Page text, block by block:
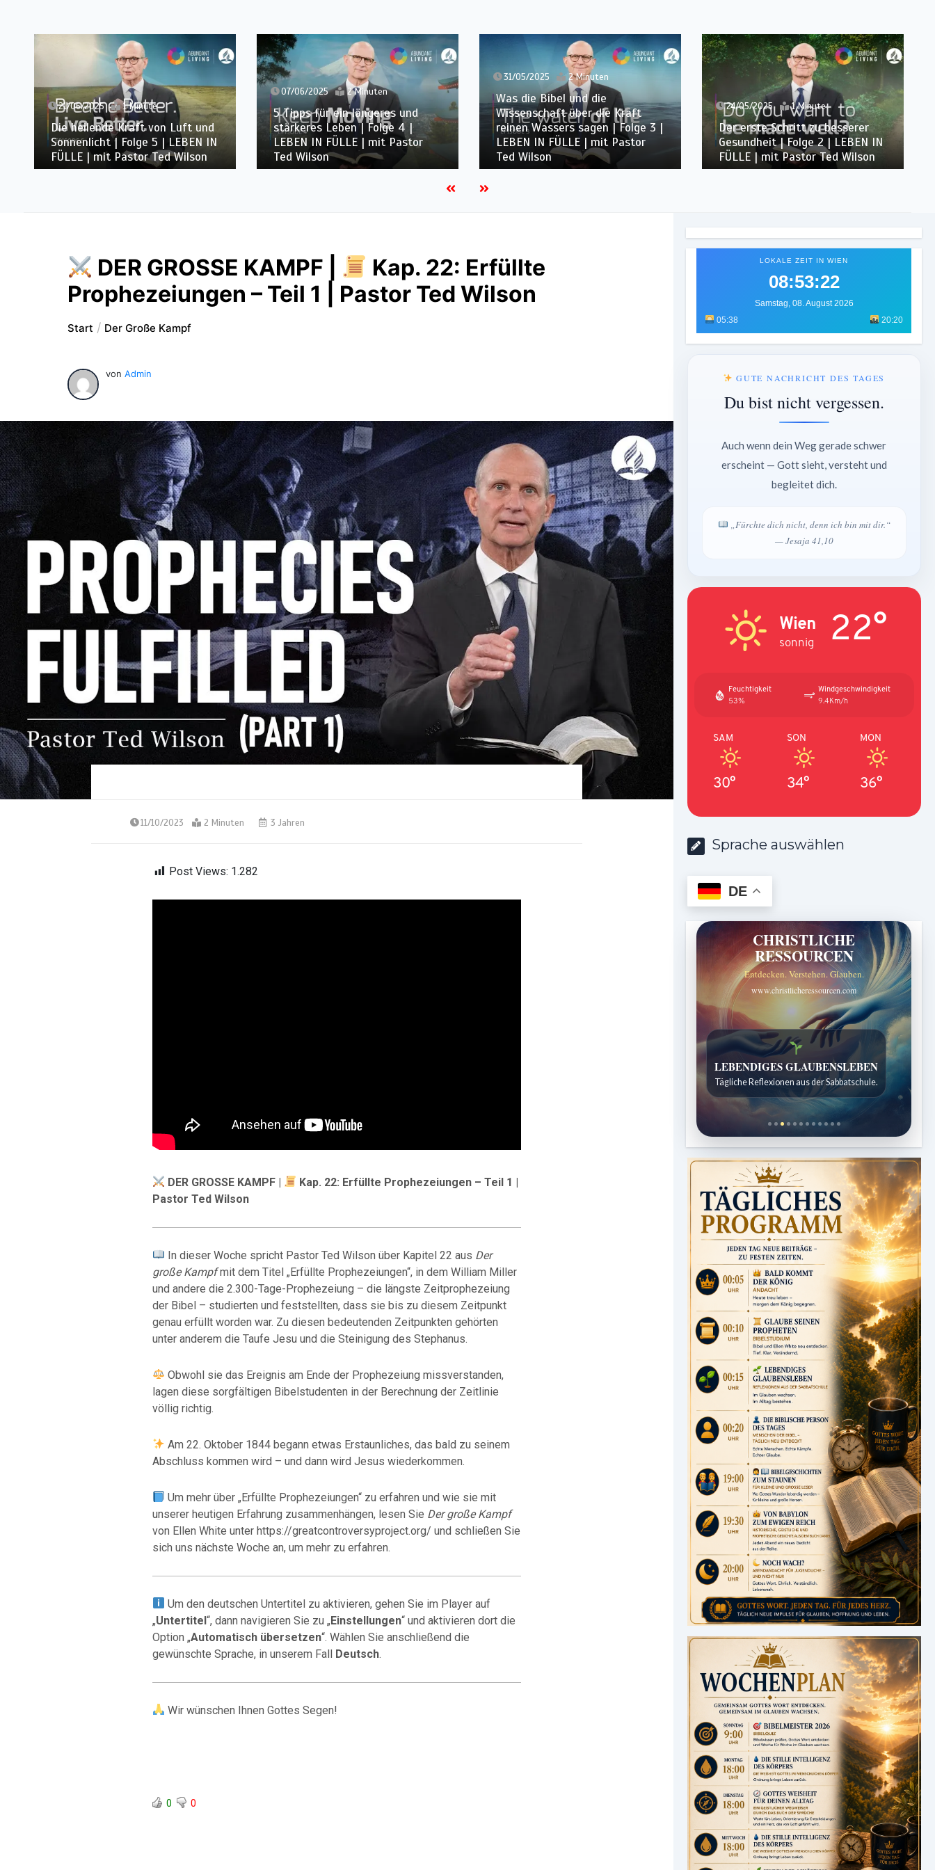
07/06/2025 2 Minuten
5 Tipps für ein längeres und
stärkeres Leben | Folge 4 |
LEBEN IN FÜLLE | mit Pastor
Ted Wilson
31/05/2025 2 Minuten
Was die Bibel und die
Wissenschaft über die Kraft
reinen Wassers sagen | Folge 3 |
LEBEN IN FÜLLE | mit Pastor
Ted Wilson
24/05/2025 1 Minute
Der erste Schritt zu besserer
Gesundheit | Folge 2 | LEBEN IN
FÜLLE | mit Pastor Ted Wilson
24/05/2025 2 Minuten
Entdecke den Bauplan der Bibel
für ein gesundes Leben | Folge 1
| LEBEN IN FÜLLE | mit Pastor
Ted Wilson
DER GROSSE KAMPF |
Kap. 22: Erfüllte
Prophezeiungen – Teil 1 | Pastor Ted Wilson
Start Der Große Kampf
von Admin
11/10/2023 2 Minuten 3 Jahren
Post Views: 1.282
DER GROSSE KAMPF |
Kap. 22: Erfüllte Prophezeiungen – Teil 1 |
Pastor Ted Wilson
In dieser Woche spricht Pastor Ted Wilson über Kapitel 22 aus Der
große Kampfmit dem Titel „Erfüllte Prophezeiungen“, in dem William Miller
und andere die 2.300-Tage-Prophezeiung – die längste Zeitprophezeiung
der Bibel – studierten und feststellten, dass sie bis zu diesem Zeitpunkt
genau erfüllt worden war. Zu diesen bedeutenden Zeitpunkten gehörten
unter anderem die Taufe Jesu und die Steinigung des Stephanus.
Obwohl sie das Ereignis am Ende der Prophezeiung missverstanden,
lagen diese sorgfältigen Bibelstudenten in der Berechnung der Zeitlinie
völlig richtig.
Am 22. Oktober 1844 begann etwas Erstaunliches, das bald zu seinem
Abschluss kommen wird – und dann wird Jesus wiederkommen.
Um mehr über „Erfüllte Prophezeiungen“ zu erfahren und wie sie mit
unserer heutigen Erfahrung zusammenhängen, lesen Sie Der große Kampf
von Ellen White unter https://greatcontroversyproject.org/ und schließen Sie
sich uns nächste Woche an, um mehr zu erfahren.
Um den deutschen Untertitel zu aktivieren, gehen Sie im Player auf
„Untertitel“, dann navigieren Sie zu „Einstellungen“ und aktivieren dort die
Option „Automatisch übersetzen“. Wählen Sie anschließend die
gewünschte Sprache, in unserem Fall Deutsch.
Wir wünschen Ihnen Gottes Segen!
0 0
LOKALE ZEIT IN WIEN
08:53:24
Samstag, 08. August 2026
05:38
20:20
GUTE NACHRICHT DES TAGES
Du bist nicht vergessen.
Auch wenn dein Weg gerade schwer
erscheint — Gott sieht, versteht und
begleitet dich.
„Fürchte dich nicht, denn ich bin mit dir.“
— Jesaja 41,10
Wien
sonnig 22°
Feuchtigkeit
53%
Windgeschwindigkeit
9.4Km/h
SAM
30°
SON
34°
MON
36°
Sprache auswählen
DE
CHRISTLICHE
RESSOURCEN
Entdecken. Verstehen. Glauben.
www.christlicheressourcen.com
Bibelgeschichten zum Staunen
Kindergeschichten für 7 bis 12 Jahre.